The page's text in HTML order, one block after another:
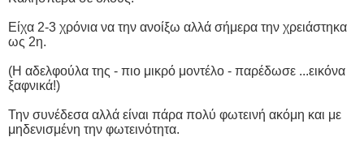
Είχα 2-3 χρόνια να την ανοίξω αλλά σήμερα την χρειάστηκα
ως 2η.
(Η αδελφούλα της - πιο μικρό μοντέλο - παρέδωσε ...εικόνα
ξαφνικά!)
Την συνέδεσα αλλά είναι πάρα πολύ φωτεινή ακόμη και με
μηδενισμένη την φωτεινότητα.